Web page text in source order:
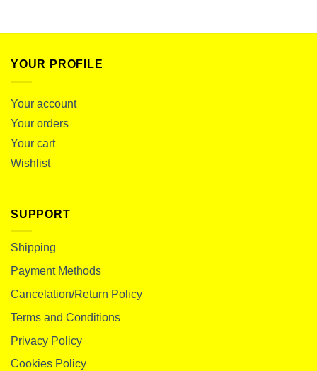
YOUR PROFILE
Your account
Your orders
Your cart
Wishlist
SUPPORT
Shipping
Payment Methods
Cancelation/Return Policy
Terms and Conditions
Privacy Policy
Cookies Policy